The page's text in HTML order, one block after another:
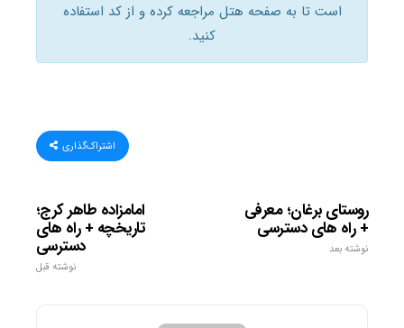
است تا به صفحه هتل مراجعه کرده و از کد استفاده
کنید.
اشتراک‌گذاری
امامزاده طاهر کرج؛
تاریخچه + راه های
دسترسی
نوشته قبل
روستای برغان؛ معرفی
+ راه های دسترسی
نوشته بعد